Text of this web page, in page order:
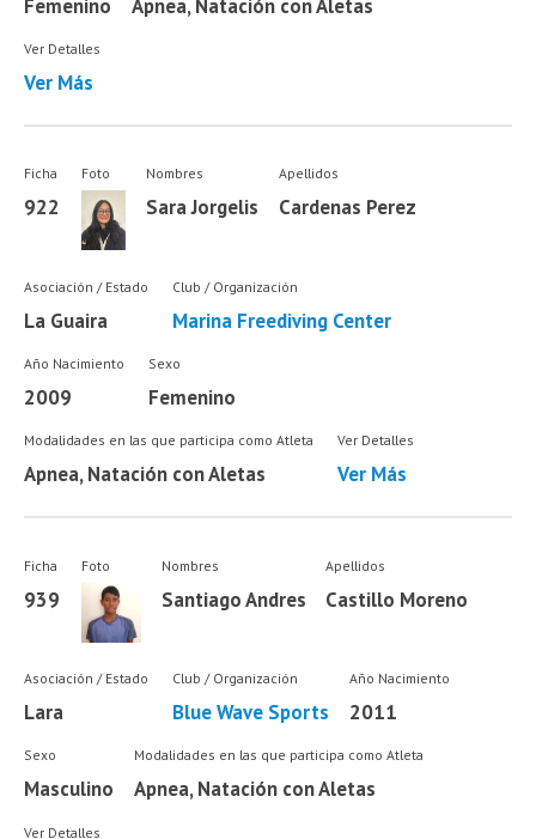
Femenino Apnea, Natación con Aletas
Ver Detalles
Ver Más
Ficha
922
Foto Nombres
Sara Jorgelis
Apellidos
Cardenas Perez
Asociación / Estado
La Guaira
Club / Organización
Marina Freediving Center
Año Nacimiento
2009
Sexo
Femenino
Modalidades en las que participa como Atleta
Apnea, Natación con Aletas
Ver Detalles
Ver Más
Ficha
939
Foto Nombres
Santiago Andres
Apellidos
Castillo Moreno
Asociación / Estado
Lara
Club / Organización
Blue Wave Sports
Año Nacimiento
2011
Sexo
Masculino
Modalidades en las que participa como Atleta
Apnea, Natación con Aletas
Ver Detalles